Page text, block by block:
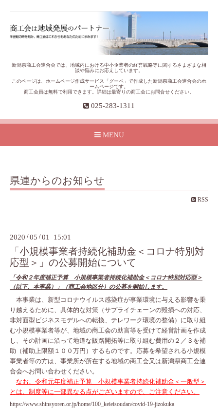
新潟県商工会連合会では、地域内における中小企業者の経営戦略等に関するさまざまな相
談や悩みにお応えしています。
このページは、ホームページ作成サービス「グーペ」で作成した新潟県商工会連合会のホ
ームページです。
商工会員は無料で利用できます。詳細は最寄りの商工会にお問合せください。
025-283-1311
MENU
県連からのお知らせ
RSS
2020 /05 /01 15:01
「小規模事業者持続化補助金＜コロナ特別対
応型＞」の公募開始について
「令和２年度補正予算 小規模事業者持続化補助金＜コロナ特別対応型＞
（以下、本事業）」（商工会地区分）の公募を開始します。
本事業は、新型コロナウイルス感染症が事業環境に与える影響を乗
り越えるために、具体的な対策（サプライチェーンの毀損への対応、
非対面型ビジネスモデルへの転換、テレワーク環境の整備）に取り組
む小規模事業者等が、地域の商工会の助言等を受けて経営計画を作成
し、その計画に沿って地道な販路開拓等に取り組む費用の２／３を補
助（補助上限額１００万円）するものです。 応募を希望される小規模
事業者等の方は、事業所が所在する地域の商工会又は新潟県商工会連
合会へお問い合わせください。
なお、令和元年度補正予算 小規模事業者持続化補助金＜一般型＞
とは、制度等に一部異なる点がございますので、ご注意ください。
https://www.shinsyoren.or.jp/home/100_keieisoudan/covid-19-jizokuka